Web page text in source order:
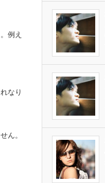
。例え
なり
ん。